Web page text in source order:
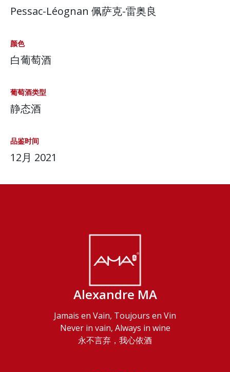
Pessac-Léognan 佩萨克-雷奥良
颜色
白葡萄酒
葡萄酒类型
静态酒
品鉴时间
12月 2021
Alexandre MA
Jamais en Vain, Toujours en Vin
Never in vain, Always in wine
永不言弃，我心依酒